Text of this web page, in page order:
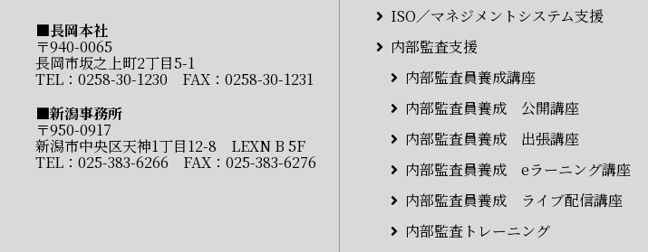
ISO／マネジメントシステム支援
内部監査支援
内部監査員養成講座
内部監査員養成 公開講座
内部監査員養成 出張講座
内部監査員養成 eラーニング講座
内部監査員養成 ライブ配信講座
内部監査トレーニング
■長岡本社
〒940-0065
長岡市坂之上町2丁目5-1
TEL： 0258-30-1230 FAX：0258-30-1231
■新潟事務所
〒950-0917
新潟市中央区天神1丁目12-8 LEXN B 5F
TEL： 025-383-6266 FAX：025-383-6276